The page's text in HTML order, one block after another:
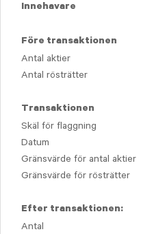
Innehavare
Före transaktionen
Antal aktier
Antal rösträtter
Transaktionen
Skäl för flaggning
Datum
Gränsvärde för antal aktier
Gränsvärde för rösträtter
Efter transaktionen:
Antal